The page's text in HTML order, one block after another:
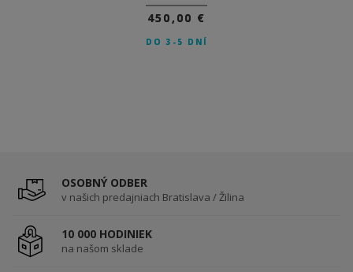
450,00 €
DO 3-5 DNÍ
450,00 €
DO 3-5 DNÍ
OSOBNÝ ODBER
v našich predajniach Bratislava / Žilina
10 000 HODINIEK
na našom sklade